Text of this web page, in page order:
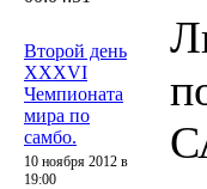
Второй день
XXXVI
Чемпионата
мира по
самбо.
10 ноября 2012 в
19:00